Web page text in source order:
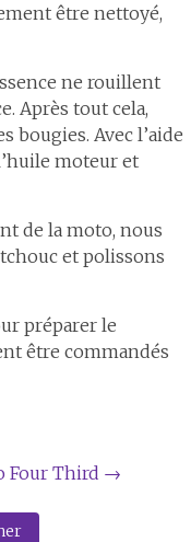
être nettoyé,
ne rouillent
Après tout cela,
bougies. Avec l’aide
moteur et
de la moto, nous
et polissons
préparer le
être commandés
Four Third →